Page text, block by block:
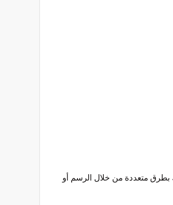
بطرق متعددة من خلال الرسم أو